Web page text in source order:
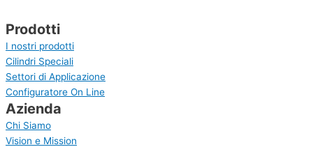
Prodotti
I nostri prodotti
Cilindri Speciali
Settori di Applicazione
Configuratore On Line
Azienda
Chi Siamo
Vision e Mission